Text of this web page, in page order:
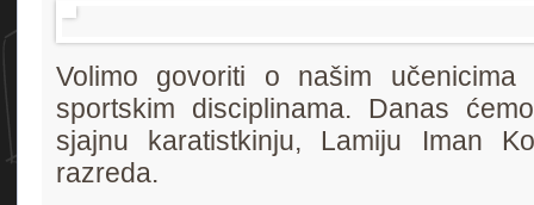
Volimo govoriti o našim
sportskim disciplinama. Danas
sjajnu karatistkinju, Lamiju Iman
razreda.